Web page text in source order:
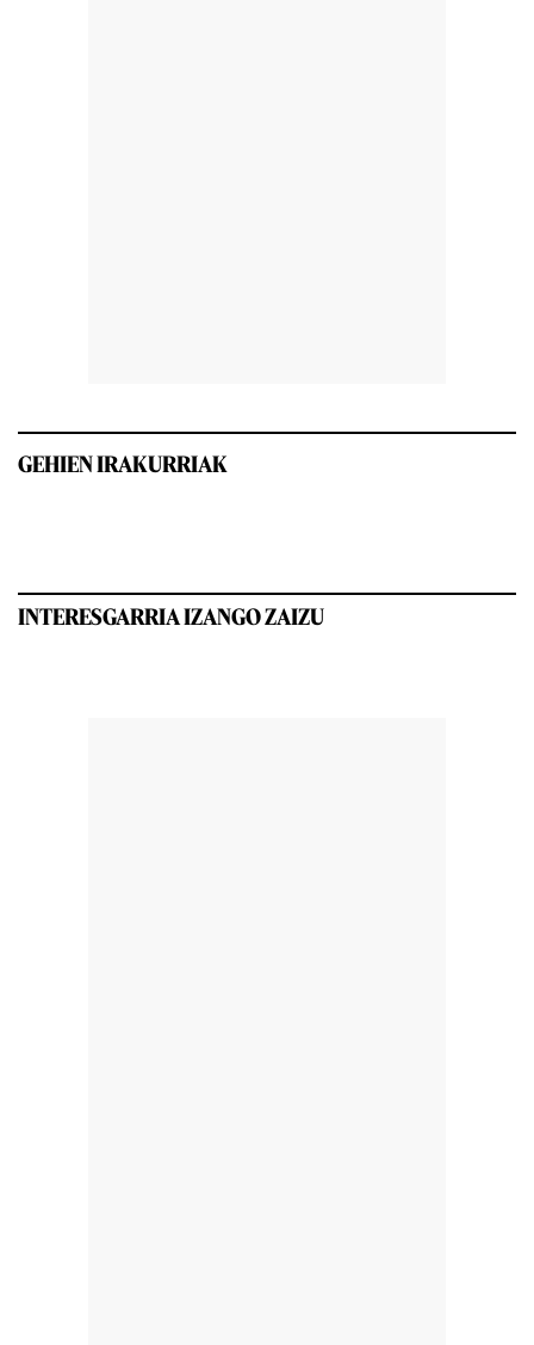
GEHIEN IRAKURRIAK
INTERESGARRIA IZANGO ZAIZU